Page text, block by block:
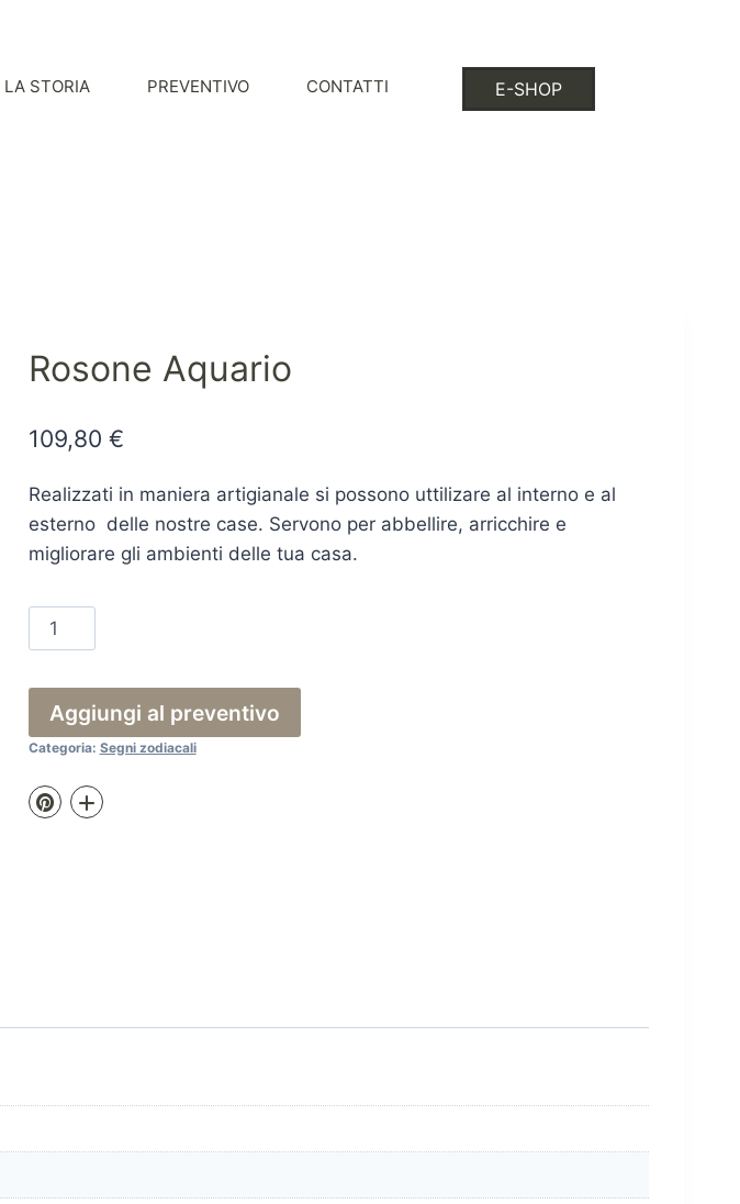
LA STORIA PREVENTIVO CONTATTI E-SHOP
Rosone Aquario
109,80 €
Realizzati in maniera artigianale si possono uttilizare al interno e al
esterno delle nostre case. Servono per abbellire, arricchire e
migliorare gli ambienti delle tua casa.
Rosone
Aquario
Aggiungi al preventivo
Categoria: Segni zodiacali